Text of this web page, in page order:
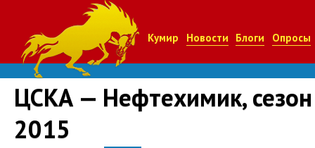
Кумир Новости Блоги Опросы
ЦСКА — Нефтехимик,
2015